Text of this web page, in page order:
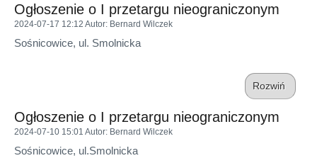
Ogłoszenie o I przetargu nieograniczonym
2024-07-17 12:12 Autor: Bernard Wilczek
Sośnicowice, ul. Smolnicka
Rozwiń
Ogłoszenie o I przetargu nieograniczonym
2024-07-10 15:01 Autor: Bernard Wilczek
Sośnicowice, ul.Smolnicka